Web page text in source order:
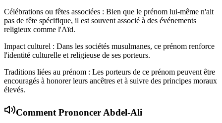
Célébrations ou fêtes associées : Bien que le prénom lui-même n'ait
pas de fête spécifique, il est souvent associé à des événements
religieux comme l'Aïd.
Impact culturel : Dans les sociétés musulmanes, ce prénom renforce
l'identité culturelle et religieuse de ses porteurs.
Traditions liées au prénom : Les porteurs de ce prénom peuvent être
encouragés à honorer leurs ancêtres et à suivre des principes moraux
élevés.
Comment Prononcer Abdel-Ali